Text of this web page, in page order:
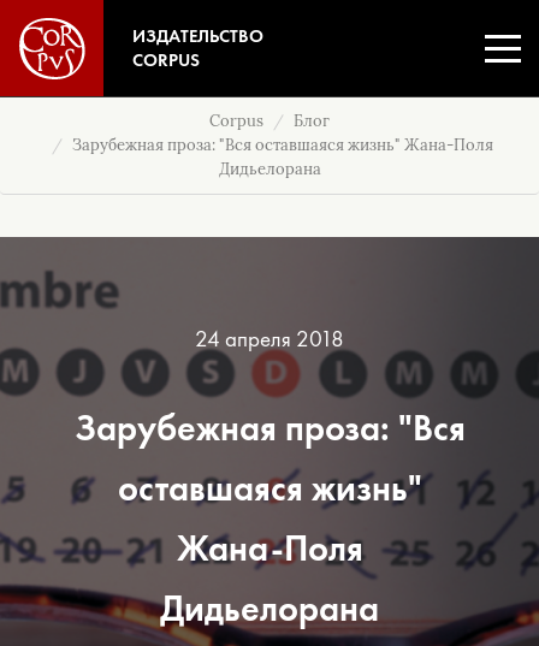
ИЗДАТЕЛЬСТВО
CORPUS
Corpus
Блог
Зарубежная проза: "Вся оставшаяся жизнь" Жана-Поля
Дидьелорана
24 апреля 2018
Зарубежная проза: "Вся
оставшаяся жизнь"
Жана-Поля
Дидьелорана